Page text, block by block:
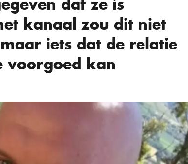
dat ze is
kanaal zou dit niet
iets dat de relatie
voorgoed kan